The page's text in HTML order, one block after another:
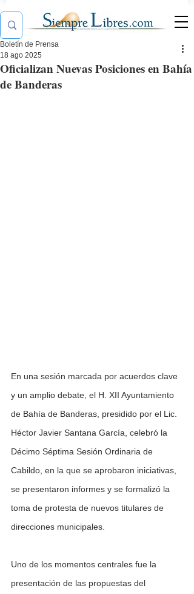
Oficializan Nuevas Posiciones en Bahía
de Banderas
Boletín de Prensa
18 ago 2025
En una sesión marcada por acuerdos clave
y un amplio debate, el H. XII Ayuntamiento
de Bahía de Banderas, presidido por el Lic.
Héctor Javier Santana García, celebró la
Décimo Séptima Sesión Ordinaria de
Cabildo, en la que se aprobaron iniciativas,
se presentaron informes y se formalizó la
toma de protesta de nuevos titulares de
direcciones municipales.
Uno de los momentos centrales fue la
presentación de las propuestas del